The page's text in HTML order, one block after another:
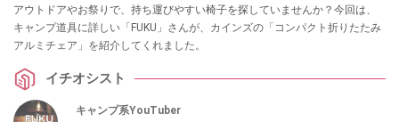
アウトドアやお祭りで、持ち運びやすい椅子を探していませんか？今回は、
キャンプ道具に詳しい「FUKU」さんが、カインズの「コンパクト折りたたみ
アルミチェア」を紹介してくれました。
イチオシスト
キャンプ系YouTuber